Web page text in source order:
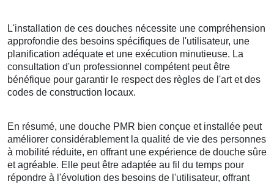
L'installation de ces douches nécessite une compréhension
approfondie des besoins spécifiques de l'utilisateur, une
planification adéquate et une exécution minutieuse. La
consultation d'un professionnel compétent peut être
bénéfique pour garantir le respect des règles de l'art et des
codes de construction locaux.
En résumé, une douche PMR bien conçue et installée peut
améliorer considérablement la qualité de vie des personnes
à mobilité réduite, en offrant une expérience de douche sûre
et agréable. Elle peut être adaptée au fil du temps pour
répondre à l'évolution des besoins de l'utilisateur, offrant